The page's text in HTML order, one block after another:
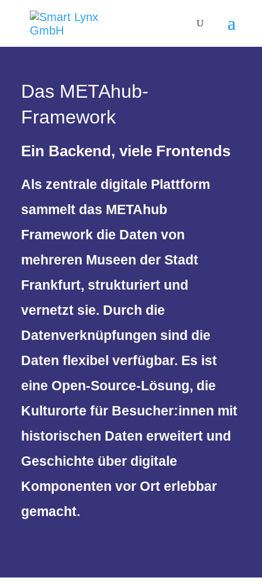
Das METAhub-
Framework
Ein Backend, viele Frontends
Als zentrale digitale Plattform
sammelt das METAhub
Framework die Daten von
mehreren Museen der Stadt
Frankfurt, strukturiert und
vernetzt sie. Durch die
Datenverknüpfungen sind die
Daten flexibel verfügbar. Es ist
eine Open-Source-Lösung, die
Kulturorte für Besucher:innen mit
historischen Daten erweitert und
Geschichte über digitale
Komponenten vor Ort erlebbar
gemacht.